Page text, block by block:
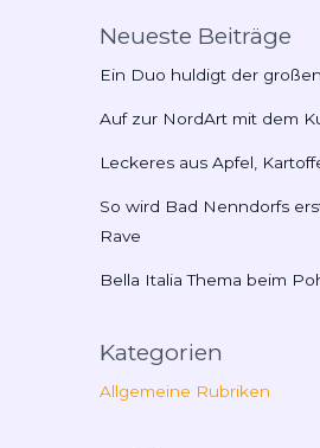
Neueste Beiträge
Ein Duo huldigt der
Auf zur NordArt mit dem
Leckeres aus Apfel,
So wird Bad Nenndorfs
Rave
Bella Italia Thema beim
Kategorien
Allgemeine Rubriken